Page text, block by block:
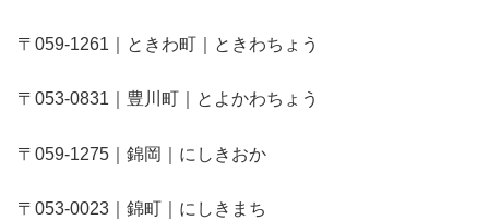
〒059-1261｜ときわ町｜ときわちょう
〒053-0831｜豊川町｜とよかわちょう
〒059-1275｜錦岡｜にしきおか
〒053-0023｜錦町｜にしきまち